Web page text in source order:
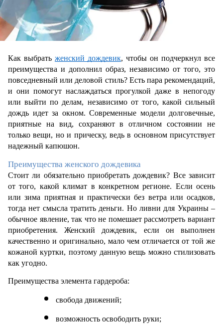
Как выбрать женский дождевик, чтобы он подчеркнул все
преимущества и дополнил образ, независимо от того, это
повседневный или деловой стиль? Есть пара рекомендаций,
и они помогут наслаждаться прогулкой даже в непогоду
или выйти по делам, независимо от того, какой сильный
дождь идет за окном. Современные модели долговечные,
приятные на вид, сохраняют в отличном состоянии не
только вещи, но и прическу, ведь в основном присутствует
надежный капюшон.
Преимущества женского дождевика
Стоит ли обязательно приобретать дождевик? Все зависит
от того, какой климат в конкретном регионе. Если осень
или зима приятная и практически без ветра или осадков,
тогда нет смысла тратить деньги. Но ливни для Украины –
обычное явление, так что не помешает рассмотреть вариант
приобретения. Женский дождевик, если он выполнен
качественно и оригинально, мало чем отличается от той же
кожаной куртки, поэтому данную вещь можно стилизовать
как угодно.
Преимущества элемента гардероба:
свобода движений;
возможность освободить руки;